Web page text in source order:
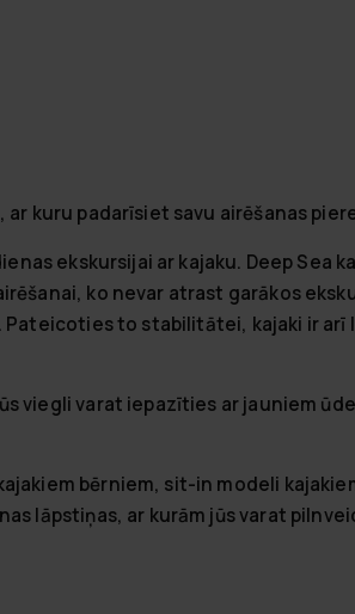
ar kuru padarīsiet savu airēšanas
ekskursijai ar kajaku. Deep Sea
ko nevar atrast garākos
Pateicoties to stabilitātei, kajaki ir arī
viegli varat iepazīties ar jauniem
bērniem, sit-in modeli
lāpstiņas, ar kurām jūs varat